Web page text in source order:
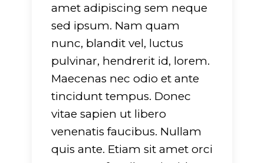
amet adipiscing sem neque
sed ipsum. Nam quam
nunc, blandit vel, luctus
pulvinar, hendrerit id, lorem.
Maecenas nec odio et ante
tincidunt tempus. Donec
vitae sapien ut libero
venenatis faucibus. Nullam
quis ante. Etiam sit amet orci